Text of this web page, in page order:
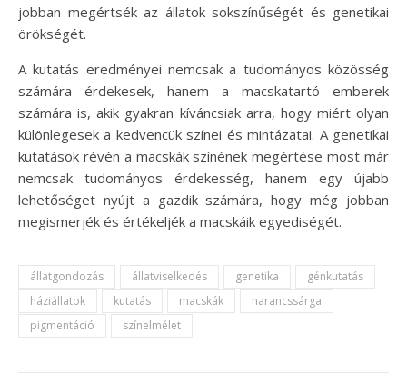
jobban megértsék az állatok sokszínűségét és genetikai
örökségét.
A kutatás eredményei nemcsak a tudományos közösség
számára érdekesek, hanem a macskatartó emberek
számára is, akik gyakran kíváncsiak arra, hogy miért olyan
különlegesek a kedvencük színei és mintázatai. A genetikai
kutatások révén a macskák színének megértése most már
nemcsak tudományos érdekesség, hanem egy újabb
lehetőséget nyújt a gazdik számára, hogy még jobban
megismerjék és értékeljék a macskáik egyediségét.
állatgondozás állatviselkedés genetika
génkutatás
háziállatok
kutatás macskák
narancssárga
pigmentáció
színelmélet